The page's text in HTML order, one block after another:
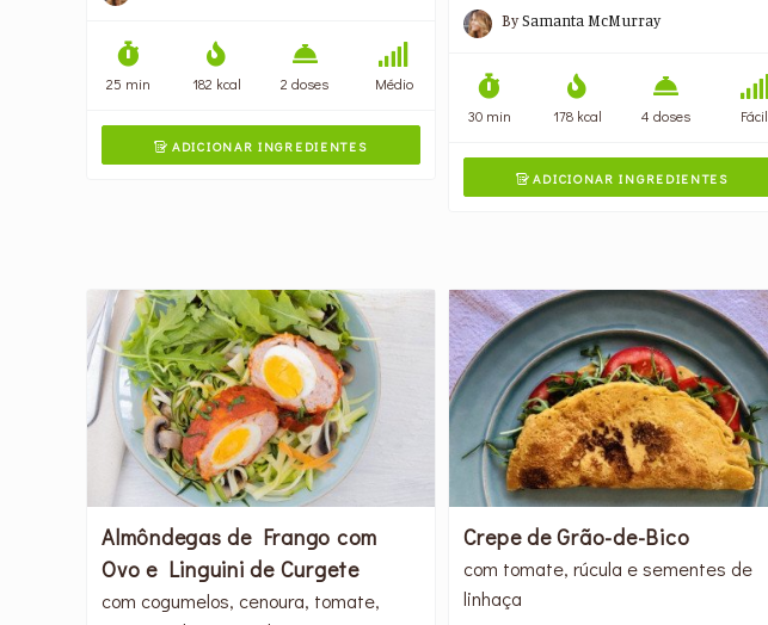
25 min 182 kcal 2 doses Médio
 ADICIONAR INGREDIENTES
BySamanta McMurray
30 min 178 kcal 4 doses Fácil
ADICIONAR INGREDIENTES
Almôndegas de Frango com
Ovo e Linguini de Curgete
com cogumelos, cenoura, tomate,
Crepe de Grão-de-Bico
com tomate, rúcula e sementes de
linhaça